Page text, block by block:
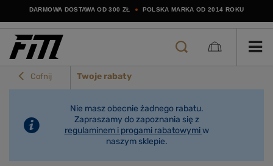
DARMOWA DOSTAWA OD 300 ZŁ POLSKA MARKA OD 2014 ROKU
Cofnij Twoje rabaty
Nie masz obecnie żadnego rabatu.
Zapraszamy do zapoznania się z
regulaminem i progami rabatowymiw
naszym sklepie.